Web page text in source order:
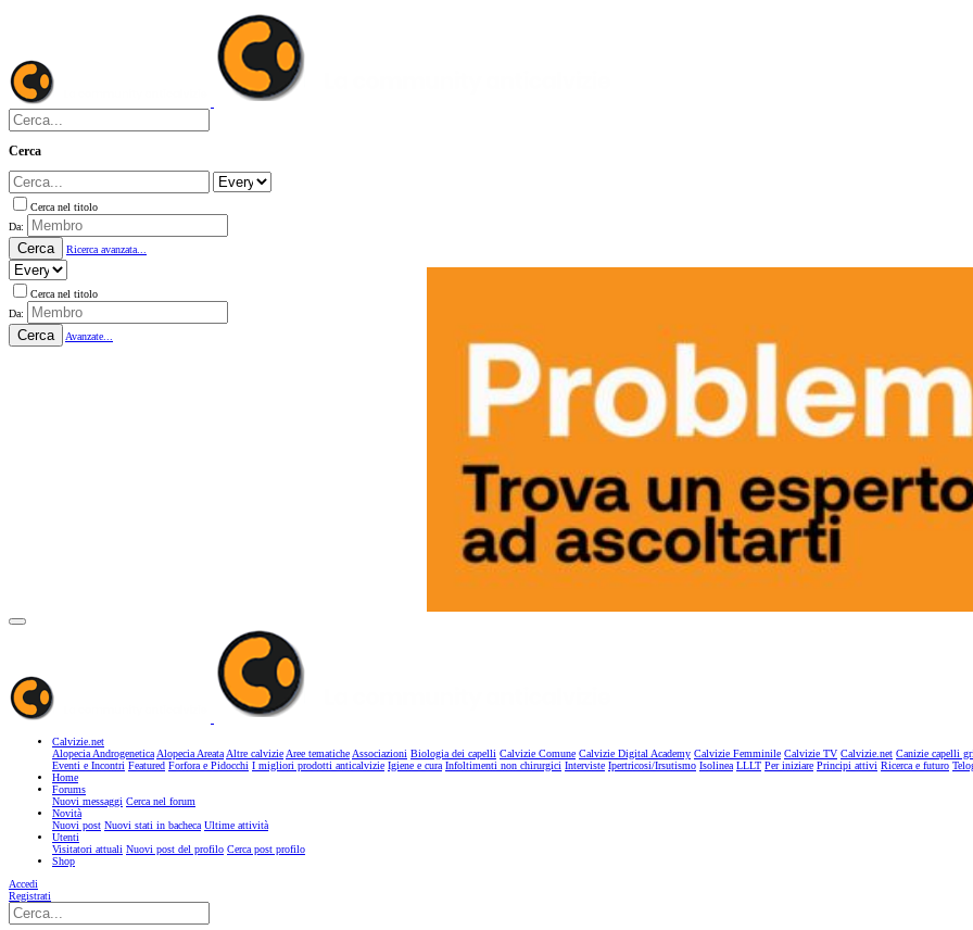
Cerca
Cerca nel titolo
Da:
Cerca Ricerca avanzata...
Cerca nel titolo
Da:
Cerca Avanzate...
Calvizie.net
Alopecia AndrogeneticaAlopecia AreataAltre calvizieAree tematicheAssociazioni Biologia dei capelli Calvizie Comune Calvizie Digital Academy Calvizie Femminile Calvizie TV Calvizie.net Canizie capelli
Eventi e Incontri Featured Forfora e Pidocchi I migliori prodotti anticalvizie Igiene e cura Infoltimenti non chirurgici Interviste Ipertricosi/Irsutismo Isolinea LLLT Per iniziare Principi attivi Ricerca e futuro
Home
Forums
Nuovi messaggi Cerca nel forum
Novità
Nuovi post Nuovi stati in bacheca Ultime attività
Utenti
Visitatori attuali Nuovi post del profilo Cerca post profilo
Shop
Accedi
Registrati